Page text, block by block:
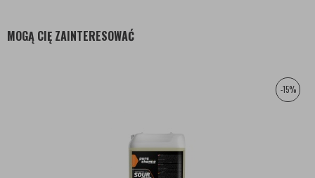
MOGĄ CIĘ ZAINTERESOWAĆ
-15%